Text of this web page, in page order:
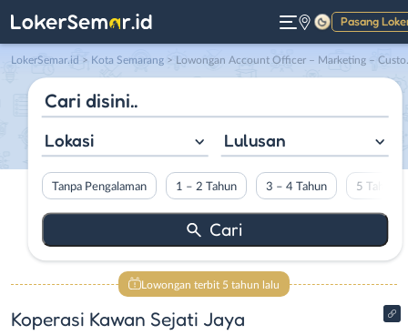
Pasang
Gelap
LokerSemar.id > Kota Semarang > Lowongan Account Officer – Marketing – Customer Relation Officer – Administration – Collection di Koperasi Kawan Sejati Jaya
Lokasi Lulusan
Tanpa Pengalaman 1 – 2 Tahun 3 – 4 Tahun 5 Tahun
Lowongan terbit 5 tahun lalu
Koperasi Kawan Sejati Jaya